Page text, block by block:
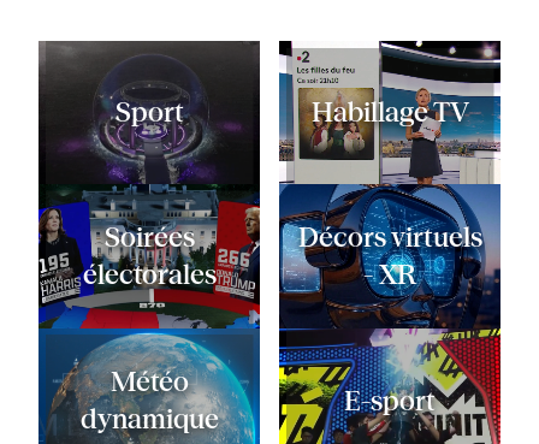
Sport Habillage TV
Soirées
électorales
Décors virtuels
- XR
Météo
dynamique
E-sport